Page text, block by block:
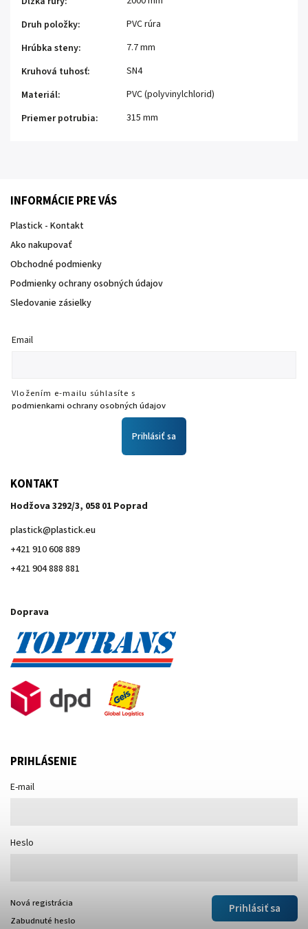
Druh položky:
PVC rúra
Hrúbka steny:
7.7 mm
Kruhová tuhosť:
SN4
Materiál:
PVC (polyvinylchlorid)
Priemer potrubia: 315 mm
INFORMÁCIE PRE VÁS
Plastick - Kontakt
Ako nakupovať
Obchodné podmienky
Podmienky ochrany osobných údajov
Sledovanie zásielky
Email
Vložením e-mailu súhlasíte s
podmienkami ochrany osobných údajov
Prihlásiť sa
KONTAKT
Hodžova 3292/3, 058 01 Poprad
plastick@plastick.eu
+421 910 608 889
+421 904 888 881
Doprava
PRIHLÁSENIE
E-mail
Heslo
Prihlásiť sa
Nová registrácia
Zabudnuté heslo